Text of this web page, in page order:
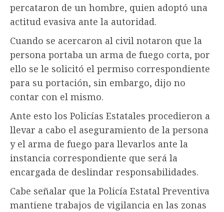
percataron de un hombre, quien adoptó una
actitud evasiva ante la autoridad.
Cuando se acercaron al civil notaron que la
persona portaba un arma de fuego corta, por
ello se le solicitó el permiso correspondiente
para su portación, sin embargo, dijo no
contar con el mismo.
Ante esto los Policías Estatales procedieron a
llevar a cabo el aseguramiento de la persona
y el arma de fuego para llevarlos ante la
instancia correspondiente que será la
encargada de deslindar responsabilidades.
Cabe señalar que la Policía Estatal Preventiva
mantiene trabajos de vigilancia en las zonas